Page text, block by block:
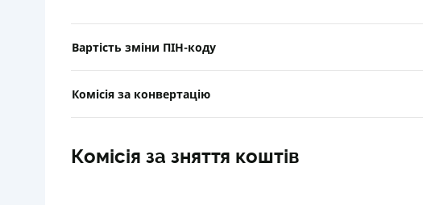
Вартість зміни ПІН-коду
Комісія за конвертацію
Комісія за зняття коштів